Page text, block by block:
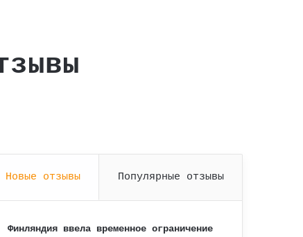
Новые отзывы Популярные отзывы
Финляндия ввела временное ограничение